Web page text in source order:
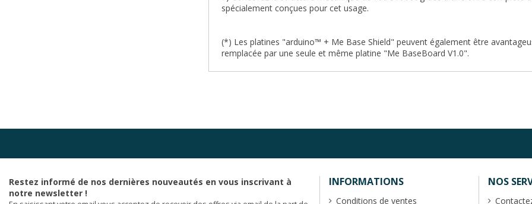
spécialement conçues pour cet usage.
(*) Les platines "arduino™ + Me Base Shield" peuvent également être
remplacée par une seule et même platine "Me BaseBoard V1.0".
Restez informé de nos dernières nouveautés en vous inscrivant à
notre newsletter !
INFORMATIONS
Conditions de ventes
NOS